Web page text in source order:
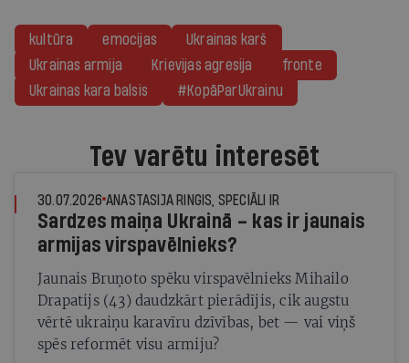
kultūra emocijas
Ukrainas karš
Ukrainas armija
Krievijas agresija
fronte
Ukrainas kara balsis
#KopāParUkrainu
Tev varētu interesēt
30.07.2026 ANASTASIJA RINGIS, SPECIĀLI IR
Sardzes maiņa Ukrainā – kas ir jaunais
armijas virspavēlnieks?
Jaunais Bruņoto spēku virspavēlnieks Mihailo
Drapatijs (43) daudzkārt pierādījis, cik augstu
vērtē ukraiņu karavīru dzīvības, bet — vai viņš
spēs reformēt visu armiju?